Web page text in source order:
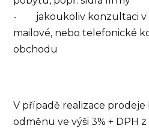
- jakoukoliv konzultaci v
mailové, nebo telefonické
obchodu
V případě realizace prodeje
odměnu ve výši 3% + DPH